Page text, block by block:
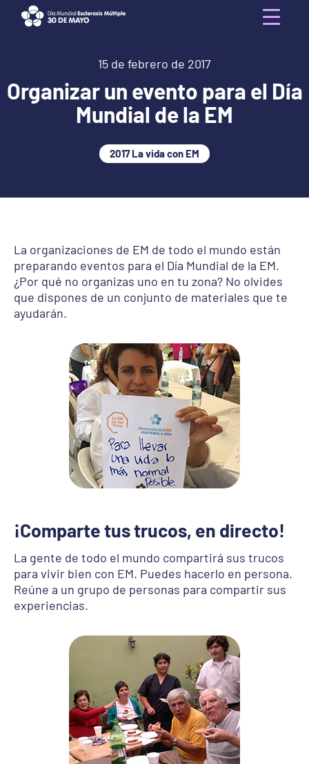
Menu
15 de febrero de 2017
Organizar un evento para el Día
Mundial de la EM
2017 La vida con EM
La organizaciones de EM de todo el mundo están
preparando eventos para el Día Mundial de la EM.
¿Por qué no organizas uno en tu zona? No olvides
que dispones de un conjunto de materiales que te
ayudarán.
¡Comparte tus trucos, en directo!
La gente de todo el mundo compartirá sus trucos
para vivir bien con EM. Puedes hacerlo en persona.
Reúne a un grupo de personas para compartir sus
experiencias.